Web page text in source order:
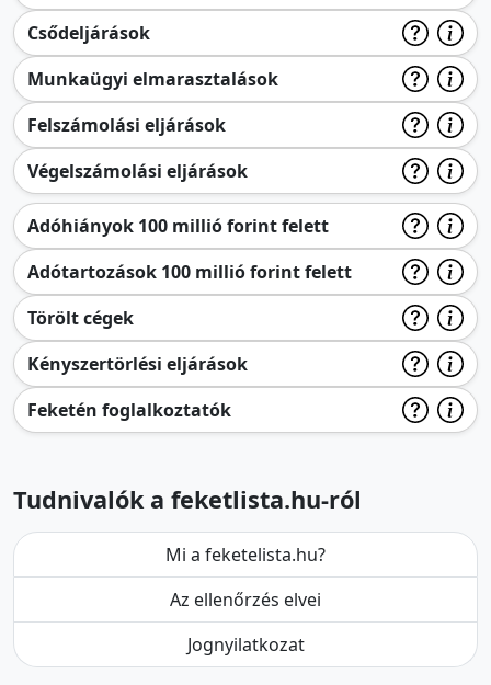
Csődeljárások
Munkaügyi elmarasztalások
Felszámolási eljárások
Végelszámolási eljárások
Adóhiányok 100 millió forint felett
Adótartozások 100 millió forint felett
Törölt cégek
Kényszertörlési eljárások
Feketén foglalkoztatók
Tudnivalók a feketlista.hu-ról
Mi a feketelista.hu?
Az ellenőrzés elvei
Jognyilatkozat